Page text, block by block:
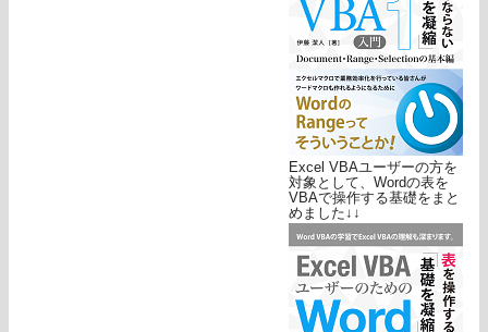
Excel VBAユーザーの方を
対象として、Wordの表を
VBAで操作する基礎をまと
めました↓↓